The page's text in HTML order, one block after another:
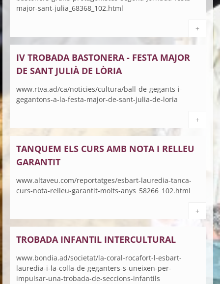
major-sant-julia_68368_102.html
+
IV TROBADA BASTONERA - FESTA MAJOR
DE SANT JULIÀ DE LÒRIA
www.rtva.ad/ca/noticies/cultura/ball-de-gegants-i-
gegantons-a-la-festa-major-de-sant-julia-de-loria
+
TANQUEM ELS CURS AMB NOTA I RELLEU
GARANTIT
www.altaveu.com/reportatges/esbart-lauredia-tanca-
curs-nota-relleu-garantit-molts-anys_58266_102.html
+
TROBADA INFANTIL INTERCULTURAL
www.bondia.ad/societat/la-coral-rocafort-l-esbart-
lauredia-i-la-colla-de-geganters-s-uneixen-per-
impulsar-una-trobada-de-seccions-infantils